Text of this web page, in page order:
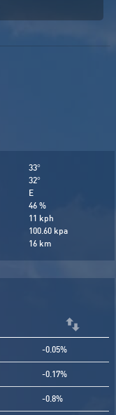
33°
32°
E
46 %
11 kph
100.60 kpa
16 km
-0.05%
-0.17%
-0.8%